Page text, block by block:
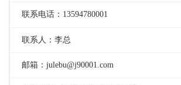
联系电话：13594780001
联系人：李总
邮箱：julebu@j90001.com